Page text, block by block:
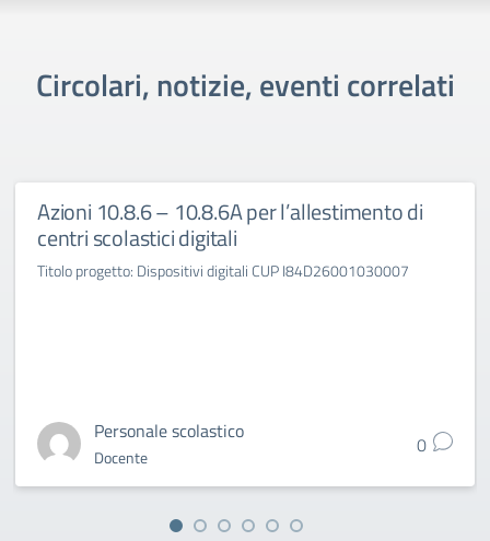
Circolari, notizie, eventi correlati
Azioni 10.8.6 – 10.8.6A per l’allestimento di
centri scolastici digitali
Titolo progetto: Dispositivi digitali CUP I84D26001030007
Personale scolastico
Docente 0